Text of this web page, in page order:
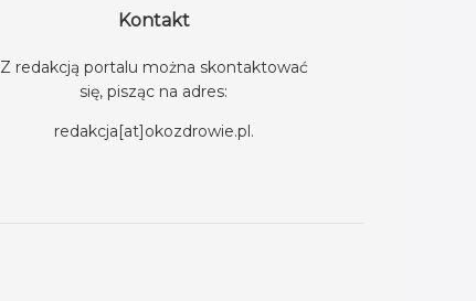
Kontakt
Z redakcją portalu można skontaktować
się, pisząc na adres:
redakcja[at]okozdrowie.pl.